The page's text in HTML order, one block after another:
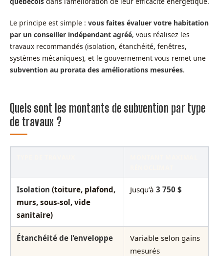
Le principe est simple : vous faites évaluer votre habitation
par un conseiller indépendant agréé, vous réalisez les
travaux recommandés (isolation, étanchéité, fenêtres,
systèmes mécaniques), et le gouvernement vous remet une
subvention au prorata des améliorations mesurées.
Quels sont les montants de subvention par type
de travaux ?
Isolation (toiture, plafond,
murs, sous-sol, vide
sanitaire)
Jusqu’à 3 750 $
Étanchéité de l’enveloppe
Variable selon gains
mesurés